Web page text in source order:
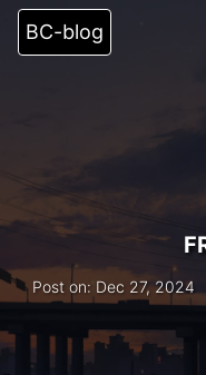
BC-blog
友情链接
留言板
Post on: Dec 27, 2024